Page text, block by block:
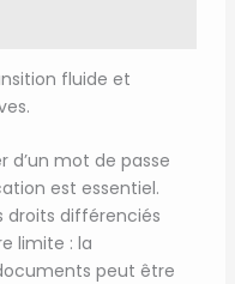
fluide et
d’un mot de passe
est essentiel.
droits différenciés
limite : la
peut être